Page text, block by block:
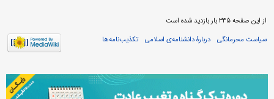
از این صفحه ۳۴۵ بار بازدید شده است
سیاست محرمانگی
دربارهٔ دانشنامه‌ی اسلامی تکذیب‌نامه‌ها